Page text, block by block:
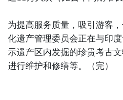
为提高服务质量，吸引游客
化遗产管理委员会正在与印
示遗产区内发掘的珍贵考古
进行维护和修缮等。（完）